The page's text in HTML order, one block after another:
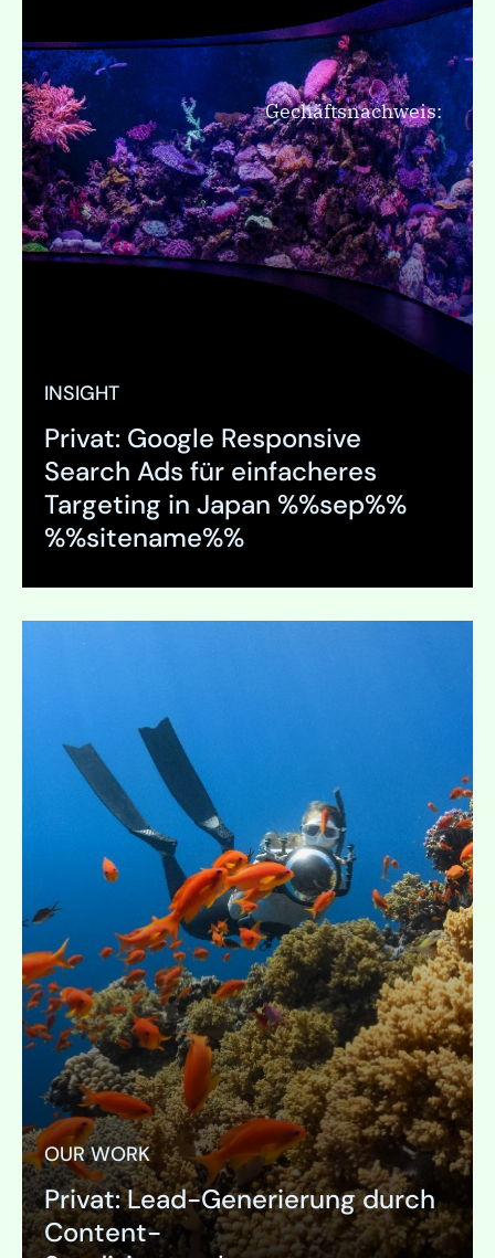
INSIGHT
Privat: Google Responsive
Search Ads für einfacheres
Targeting in Japan %%sep%%
%%sitename%%
Gechäftsnachweis:
Ausklappen
OUR WORK
Privat: Lead-Generierung durch
Content-
SEITE